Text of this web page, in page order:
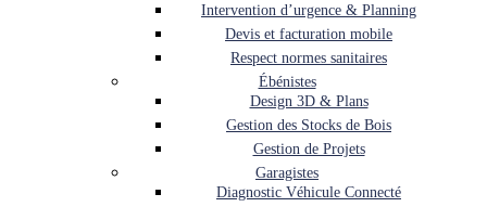
Intervention d’urgence & Planning
Devis et facturation mobile
Respect normes sanitaires
Ébénistes
Design 3D & Plans
Gestion des Stocks de Bois
Gestion de Projets
Garagistes
Diagnostic Véhicule Connecté